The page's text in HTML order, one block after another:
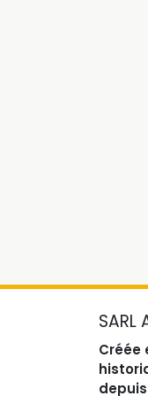
SARL
Créée
depuis